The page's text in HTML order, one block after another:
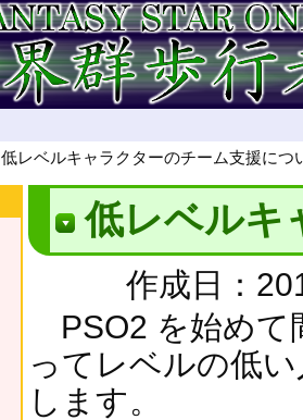
低レベルキャラクターのチーム支援につ
低レベルキ
作成日：
PSO2 を始めて
ってレベルの低
します。